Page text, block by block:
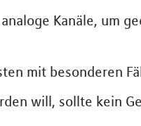
Kanäle, um
mit besonderen
will, sollte kein